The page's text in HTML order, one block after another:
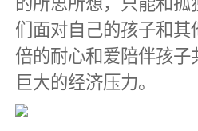
们面对自己的孩子和
倍的耐心和爱陪伴孩
巨大的经济压力。